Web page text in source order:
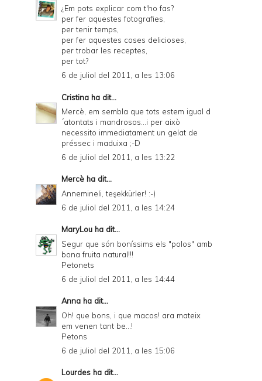
¿Em pots explicar com t'ho fas?
per fer aquestes fotografies,
per tenir temps,
per fer aquestes coses delicioses,
per trobar les receptes,
per tot?
6 de juliol del 2011, a les 13:06
Cristina ha dit...
Mercè, em sembla que tots estem igual d
´atontats i mandrosos...i per això
necessito immediatament un gelat de
préssec i maduixa ;-D
6 de juliol del 2011, a les 13:22
Mercè ha dit...
Annemineli, teşekkürler! :-)
6 de juliol del 2011, a les 14:24
MaryLou ha dit...
Segur que són boníssims els "polos" amb
bona fruita natural!!!
Petonets
6 de juliol del 2011, a les 14:44
Anna ha dit...
Oh! que bons, i que macos! ara mateix
em venen tant be...!
Petons
6 de juliol del 2011, a les 15:06
Lourdes ha dit...